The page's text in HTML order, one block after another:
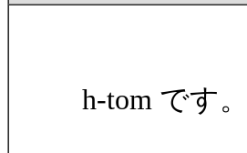
h-tom です。